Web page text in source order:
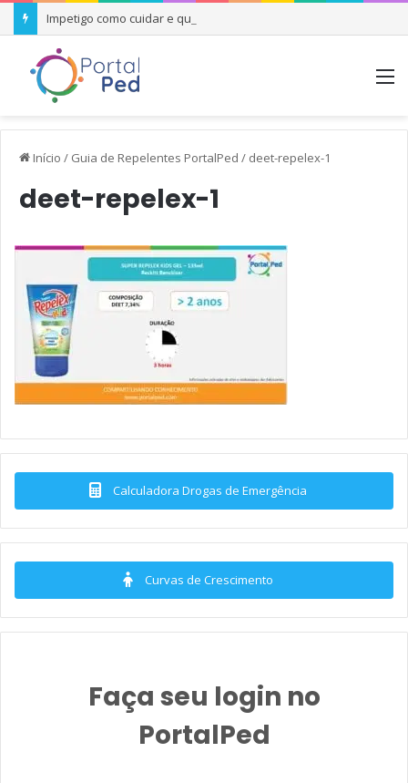
Impetigo como cuidar e quando se preocupar
Início / Guia de Repelentes PortalPed / deet-repelex-1
deet-repelex-1
Calculadora Drogas de Emergência
Curvas de Crescimento
Faça seu login no
PortalPed